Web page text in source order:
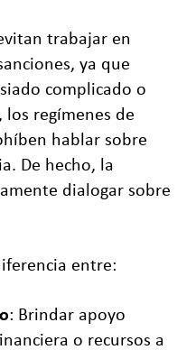
trabajar en
ya que
complicado o
los regímenes de
hablar sobre
De hecho, la
dialogar sobre
entre:
: Brindar apoyo
o recursos a